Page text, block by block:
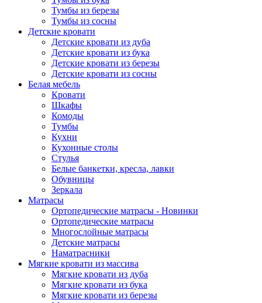
Тумбы из березы
Тумбы из сосны
Детские кровати
Детские кровати из дуба
Детские кровати из бука
Детские кровати из березы
Детские кровати из сосны
Белая мебель
Кровати
Шкафы
Комоды
Тумбы
Кухни
Кухонные столы
Стулья
Белые банкетки, кресла, лавки
Обувницы
Зеркала
Матрасы
Ортопедические матрасы - Новинки
Ортопедические матрасы
Многослойные матрасы
Детские матрасы
Наматрасники
Мягкие кровати из массива
Мягкие кровати из дуба
Мягкие кровати из бука
Мягкие кровати из березы